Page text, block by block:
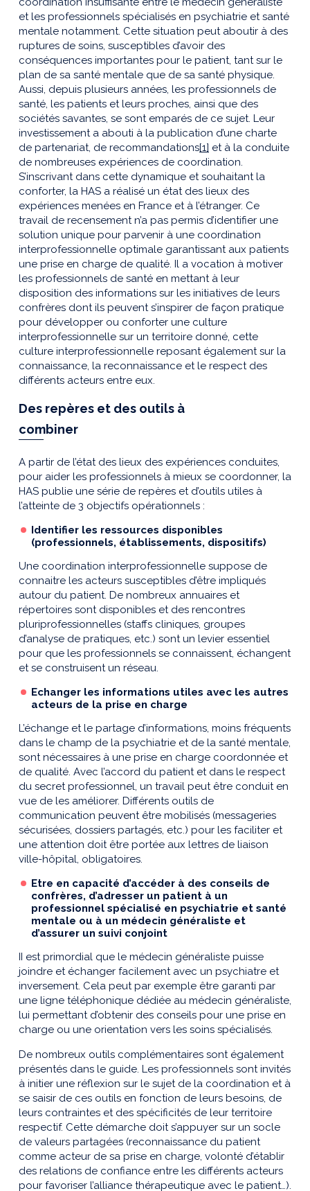
et les professionnels spécialisés en psychiatrie et santé
mentale notamment. Cette situation peut aboutir à des
ruptures de soins, susceptibles d’avoir des
conséquences importantes pour le patient, tant sur le
plan de sa santé mentale que de sa santé physique.
Aussi, depuis plusieurs années, les professionnels de
santé, les patients et leurs proches, ainsi que des
sociétés savantes, se sont emparés de ce sujet. Leur
investissement a abouti à la publication d’une charte
de partenariat, de recommandations[1] et à la conduite
de nombreuses expériences de coordination.
S’inscrivant dans cette dynamique et souhaitant la
conforter, la HAS a réalisé un état des lieux des
expériences menées en France et à l’étranger. Ce
travail de recensement n’a pas permis d’identifier une
solution unique pour parvenir à une coordination
interprofessionnelle optimale garantissant aux patients
une prise en charge de qualité. Il a vocation à motiver
les professionnels de santé en mettant à leur
disposition des informations sur les initiatives de leurs
confrères dont ils peuvent s’inspirer de façon pratique
pour développer ou conforter une culture
interprofessionnelle sur un territoire donné, cette
culture interprofessionnelle reposant également sur la
connaissance, la reconnaissance et le respect des
différents acteurs entre eux.
Des repères et des outils à
combiner
A partir de l’état des lieux des expériences conduites,
pour aider les professionnels à mieux se coordonner, la
HAS publie une série de repères et d’outils utiles à
l’atteinte de 3 objectifs opérationnels :
Identifier les ressources disponibles
(professionnels, établissements, dispositifs)
Une coordination interprofessionnelle suppose de
connaitre les acteurs susceptibles d’être impliqués
autour du patient. De nombreux annuaires et
répertoires sont disponibles et des rencontres
pluriprofessionnelles (staffs cliniques, groupes
d’analyse de pratiques, etc.) sont un levier essentiel
pour que les professionnels se connaissent, échangent
et se construisent un réseau.
Echanger les informations utiles avec les autres
acteurs de la prise en charge
L’échange et le partage d’informations, moins fréquents
dans le champ de la psychiatrie et de la santé mentale,
sont nécessaires à une prise en charge coordonnée et
de qualité. Avec l’accord du patient et dans le respect
du secret professionnel, un travail peut être conduit en
vue de les améliorer. Différents outils de
communication peuvent être mobilisés (messageries
sécurisées, dossiers partagés, etc.) pour les faciliter et
une attention doit être portée aux lettres de liaison
ville-hôpital, obligatoires.
Etre en capacité d’accéder à des conseils de
confrères, d’adresser un patient à un
professionnel spécialisé en psychiatrie et santé
mentale ou à un médecin généraliste et
d’assurer un suivi conjoint
II est primordial que le médecin généraliste puisse
joindre et échanger facilement avec un psychiatre et
inversement. Cela peut par exemple être garanti par
une ligne téléphonique dédiée au médecin généraliste,
lui permettant d’obtenir des conseils pour une prise en
charge ou une orientation vers les soins spécialisés.
De nombreux outils complémentaires sont également
présentés dans le guide. Les professionnels sont invités
à initier une réflexion sur le sujet de la coordination et à
se saisir de ces outils en fonction de leurs besoins, de
leurs contraintes et des spécificités de leur territoire
respectif. Cette démarche doit s’appuyer sur un socle
de valeurs partagées (reconnaissance du patient
comme acteur de sa prise en charge, volonté d’établir
des relations de confiance entre les différents acteurs
pour favoriser l’alliance thérapeutique avec le patient…).